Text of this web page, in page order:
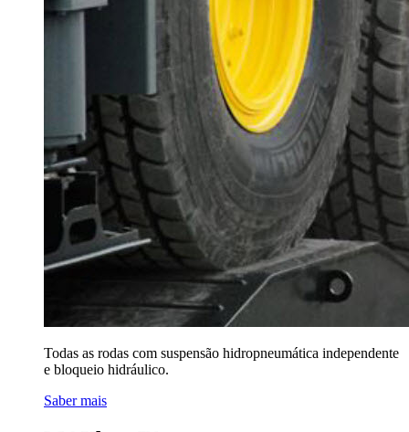
Todas as rodas com suspensão hidropneumática independente
e bloqueio hidráulico.
Saber mais